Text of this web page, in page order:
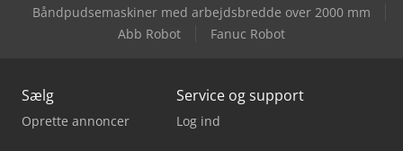
Båndpudsemaskiner med arbejdsbredde over 2000 mm
Abb Robot
Fanuc Robot
Sælg
Oprette annoncer
Service og support
Log ind